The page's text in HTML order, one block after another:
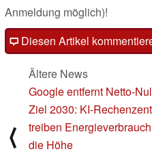
Anmeldung möglich)!
Diesen Artikel
⟨
Ältere News
Google entfernt Netto-
Ziel 2030: KI-
treiben
die Höhe